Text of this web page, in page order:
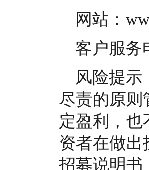
网站
客户
尽责的原则
定盈利，
资者在做
招募说明书